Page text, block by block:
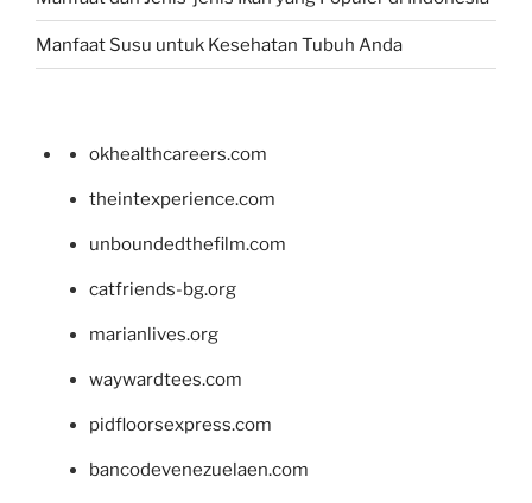
Manfaat Susu untuk Kesehatan Tubuh Anda
okhealthcareers.com
theintexperience.com
unboundedthefilm.com
catfriends-bg.org
marianlives.org
waywardtees.com
pidfloorsexpress.com
bancodevenezuelaen.com